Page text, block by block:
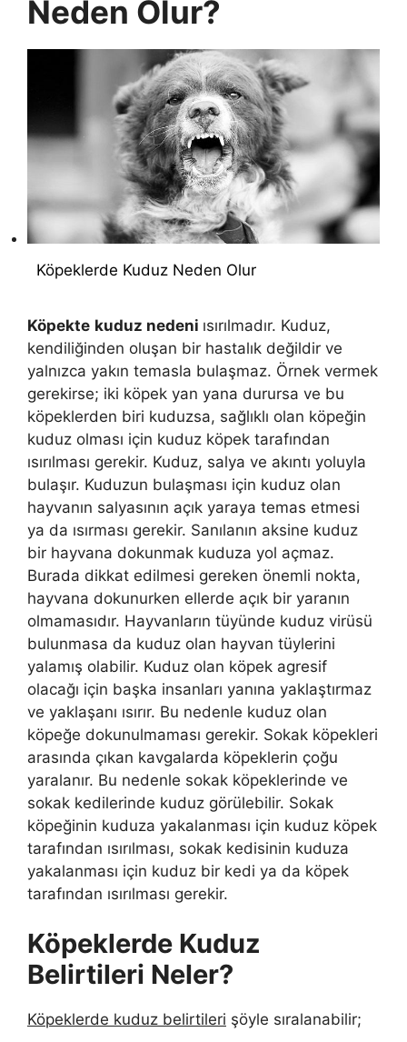
Neden Olur?
Köpeklerde Kuduz Neden Olur
Köpekte kuduz nedeni ısırılmadır. Kuduz,
kendiliğinden oluşan bir hastalık değildir ve
yalnızca yakın temasla bulaşmaz. Örnek vermek
gerekirse; iki köpek yan yana durursa ve bu
köpeklerden biri kuduzsa, sağlıklı olan köpeğin
kuduz olması için kuduz köpek tarafından
ısırılması gerekir. Kuduz, salya ve akıntı yoluyla
bulaşır. Kuduzun bulaşması için kuduz olan
hayvanın salyasının açık yaraya temas etmesi
ya da ısırması gerekir. Sanılanın aksine kuduz
bir hayvana dokunmak kuduza yol açmaz.
Burada dikkat edilmesi gereken önemli nokta,
hayvana dokunurken ellerde açık bir yaranın
olmamasıdır. Hayvanların tüyünde kuduz virüsü
bulunmasa da kuduz olan hayvan tüylerini
yalamış olabilir. Kuduz olan köpek agresif
olacağı için başka insanları yanına yaklaştırmaz
ve yaklaşanı ısırır. Bu nedenle kuduz olan
köpeğe dokunulmaması gerekir. Sokak köpekleri
arasında çıkan kavgalarda köpeklerin çoğu
yaralanır. Bu nedenle sokak köpeklerinde ve
sokak kedilerinde kuduz görülebilir. Sokak
köpeğinin kuduza yakalanması için kuduz köpek
tarafından ısırılması, sokak kedisinin kuduza
yakalanması için kuduz bir kedi ya da köpek
tarafından ısırılması gerekir.
Köpeklerde Kuduz
Belirtileri Neler?
Köpeklerde kuduz belirtileri şöyle sıralanabilir;